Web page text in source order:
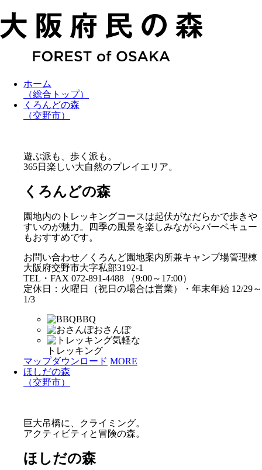
ホーム
（総合トップ）
くろんどの森
（交野市）
遊ぶ派も、歩く派も。
365日楽しい大自然のプレイエリア。
くろんどの森
園地内のトレッキングコースは起伏がなだらかで歩きや
すいのが魅力。四季の風景を楽しみながらバーベキュー
もおすすめです。
お問い合わせ／くろんど園地案内所兼キャンプ場管理棟
大阪府交野市大字私部3192-1
TEL・FAX 072-891-4488 （9:00～17:00）
定休日：火曜日（祝日の場合は営業）・年末年始 12/29～
1/3
BBQ
おさんぽ
気軽な
トレッキング
マップダウンロード MORE
ほしだの森
（交野市）
巨大吊橋に、クライミング。
アクティビティと冒険の森。
ほしだの森